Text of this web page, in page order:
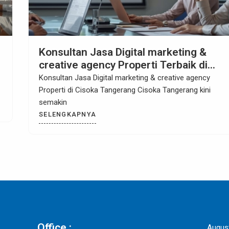
Konsultan Jasa Digital marketing &
creative agency Properti di Sentul Bogor
Konsultan Jasa Digital marketing & creative agency
Properti di Sentul Bogor Sentul Bogor sudah lama
SELENGKAPNYA